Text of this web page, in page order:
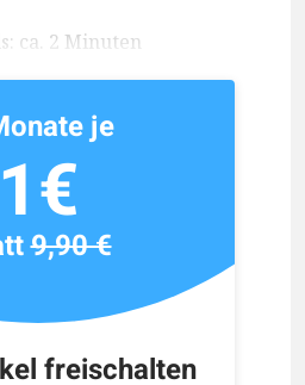
ca. 2 Minuten
freischalten
je
1€
9,90 €